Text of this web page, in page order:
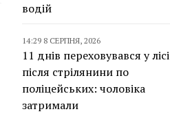
водій
14:29 8 СЕРПНЯ, 2026
11 днів переховувався у лісі
після стрілянини по
поліцейських: чоловіка
затримали